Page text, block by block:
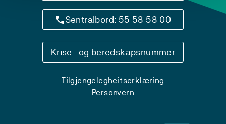
Sentralbord: 55 58 58 00
Krise- og beredskapsnummer
Tilgjengelegheitserklæring
Personvern